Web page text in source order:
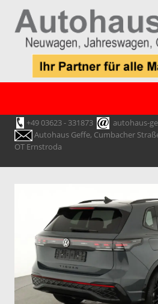
+49 03623 - 331873
autohaus-
Autohaus Geffe, Cumbacher
OT Ernstroda